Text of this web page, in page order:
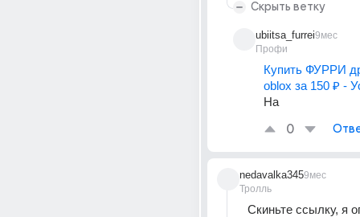
Скрыть ветку
ubiitsa_furrei
Профи
9мес
Купить ФУРРИ
oblox за 150 ₽ -
На
0
nedavalka345
Тролль
9мес
Скиньте ссылку, я